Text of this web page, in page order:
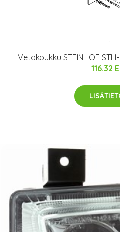
Vetokoukku STEINHOF
116.32